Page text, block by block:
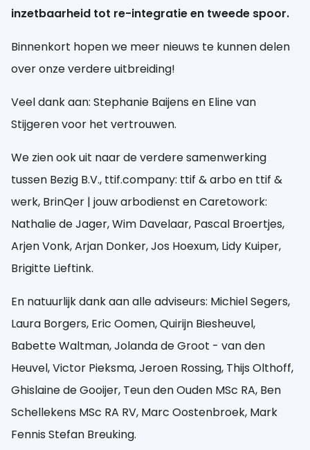
inzetbaarheid tot re-integratie en tweede spoor.
Binnenkort hopen we meer nieuws te kunnen delen
over onze verdere uitbreiding!
Veel dank aan: Stephanie Baijens en Eline van
Stijgeren voor het vertrouwen.
We zien ook uit naar de verdere samenwerking
tussen Bezig B.V., ttif.company: ttif & arbo en ttif &
werk, BrinQer | jouw arbodienst en Caretowork:
Nathalie de Jager, Wim Davelaar, Pascal Broertjes,
Arjen Vonk, Arjan Donker, Jos Hoexum, Lidy Kuiper,
Brigitte Lieftink.
En natuurlijk dank aan alle adviseurs: Michiel Segers,
Laura Borgers, Eric Oomen, Quirijn Biesheuvel,
Babette Waltman, Jolanda de Groot - van den
Heuvel, Victor Pieksma, Jeroen Rossing, Thijs Olthoff,
Ghislaine de Gooijer, Teun den Ouden MSc RA, Ben
Schellekens MSc RA RV, Marc Oostenbroek, Mark
Fennis Stefan Breuking.